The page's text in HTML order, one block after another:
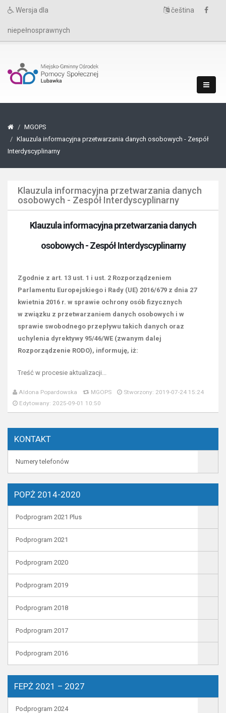
Wersja dla
niepełnosprawnych
čeština
MGOPS
Klauzula informacyjna przetwarzania danych osobowych - Zespół
Interdyscyplinarny
Klauzula informacyjna przetwarzania danych
osobowych - Zespół Interdyscyplinarny
Klauzula informacyjna przetwarzania danych
osobowych - Zespół Interdyscyplinarny
Zgodnie z art. 13 ust. 1 i ust. 2 Rozporządzeniem
Parlamentu Europejskiego i Rady (UE) 2016/679 z dnia 27
kwietnia 2016 r. w sprawie ochrony osób fizycznych
w związku z przetwarzaniem danych osobowych i w
sprawie swobodnego przepływu takich danych oraz
uchylenia dyrektywy 95/46/WE (zwanym dalej
Rozporządzenie RODO), informuję, iż:
Treść w procesie aktualizacji...
Aldona Popardowska MGOPS
Stworzony: 2019-07-24 15:24
Edytowany: 2025-09-01 10:50
KONTAKT
Numery telefonów
POPŻ 2014-2020
Podprogram 2021 Plus
Podprogram 2021
Podprogram 2020
Podprogram 2019
Podprogram 2018
Podprogram 2017
Podprogram 2016
FEPŻ 2021 – 2027
Podprogram 2024